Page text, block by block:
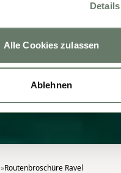
Alle Cookies zulassen
Ablehnen
»Routenbroschüre Ravel